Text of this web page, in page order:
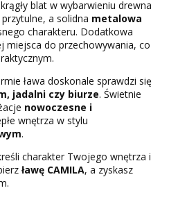
blat w wybarwieniu drewna
a solidna metalowa
charakteru. Dodatkowa
miejsca do przechowywania, co
ława doskonale sprawdzi się
jadalni czy biurze. Świetnie
nowoczesne i
wnętrza w stylu
.
charakter Twojego wnętrza i
ławę CAMILA, a zyskasz